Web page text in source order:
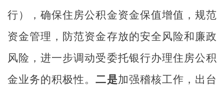
行），确保住房公积金资金保值增值，规范
资金管理，防范资金存放的安全风险和廉政
风险，进一步调动受委托银行办理住房公积
金业务的积极性。二是加强稽核工作，出台